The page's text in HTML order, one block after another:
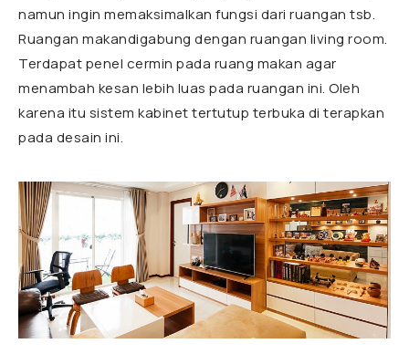
namun ingin memaksimalkan fungsi dari ruangan tsb.
Ruangan makandigabung dengan ruangan living room.
Terdapat penel cermin pada ruang makan agar
menambah kesan lebih luas pada ruangan ini. Oleh
karena itu sistem kabinet tertutup terbuka di terapkan
pada desain ini.